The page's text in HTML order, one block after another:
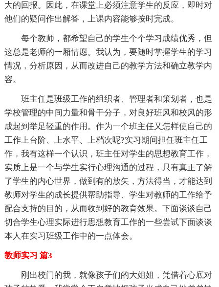
大的回报。因此，在课堂上必须注意学生的反应，即时对
他们的疑问作出解答，上课内容能够按时完成。
每个教师，都希望自己的学生个个学习成绩优秀，但
这总是老师的一厢情愿。我认为，要随时掌握学生的学习
情况，分析原因，从而改进自己的教学方法和确立教学内
容。
班主任是班级工作的组织者、管理者和策划者，也是
学校管理的中间力量和骨干分子，对良好班风和校风的形
成起到举足轻重的作用。作为一个班主任又怎样使自己的
工作上台阶、上水平、上档次呢?实习期间担任班主任工
作，我有这样一个认识，班主任对学生的思想教育工作，
实质上是一个与学生实行心理沟通的过程，只有真正了解
了学生的内心世界，做到有的放矢，方法得当，才能达到
教师对学生的成长提供帮助指导、学生对教师的工作给予
配合支持的目的，从而收到好的教育效果。下面谈谈自己
切合学生心理实际进行思想教育工作的一些尝试下面谈谈
本人在实习班级工作中的一点体会。
教师实习 篇3
刚出校门的我，就像孩子们的大姐姐，凭借着心底对